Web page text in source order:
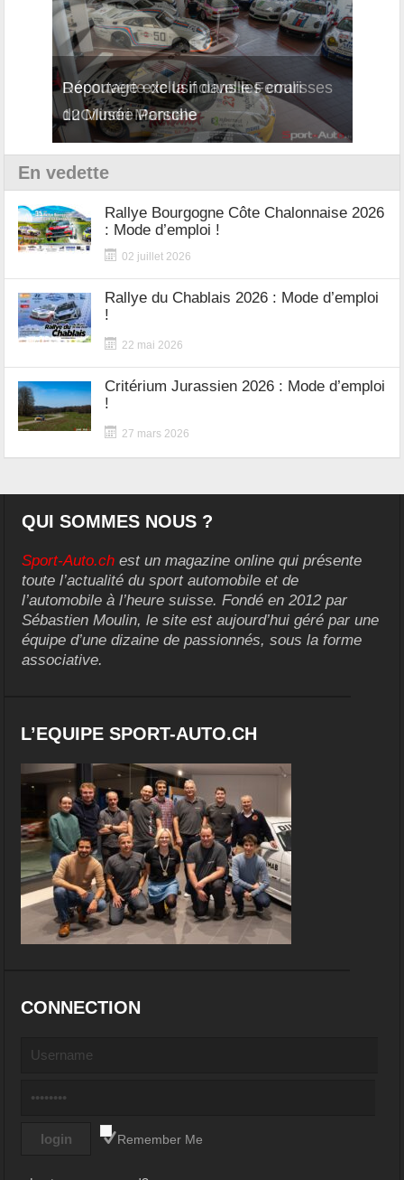
Reportage exclusif dans les coulisses
du Musée Porsche
Découverte de la nouvelle Ferrari
12Cilindri Manuale
En vedette
Rallye Bourgogne Côte Chalonnaise 2026
: Mode d’emploi !
02 juillet 2026
Rallye du Chablais 2026 : Mode d’emploi
!
22 mai 2026
Critérium Jurassien 2026 : Mode d’emploi
!
27 mars 2026
QUI SOMMES NOUS ?
Sport-Auto.ch est un magazine online qui présente
toute l’actualité du sport automobile et de
l’automobile à l’heure suisse. Fondé en 2012 par
Sébastien Moulin, le site est aujourd’hui géré par une
équipe d’une dizaine de passionnés, sous la forme
associative.
L’EQUIPE SPORT-AUTO.CH
CONNECTION
Remember Me